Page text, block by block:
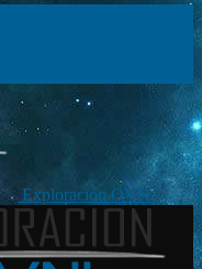
Exploración OVNI